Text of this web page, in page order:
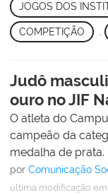
JOGOS DOS
COMPETIÇÃO
Judô
ouro no JIF
O atleta do
campeão da
medalha de prata.
por Comunicação
última modificação